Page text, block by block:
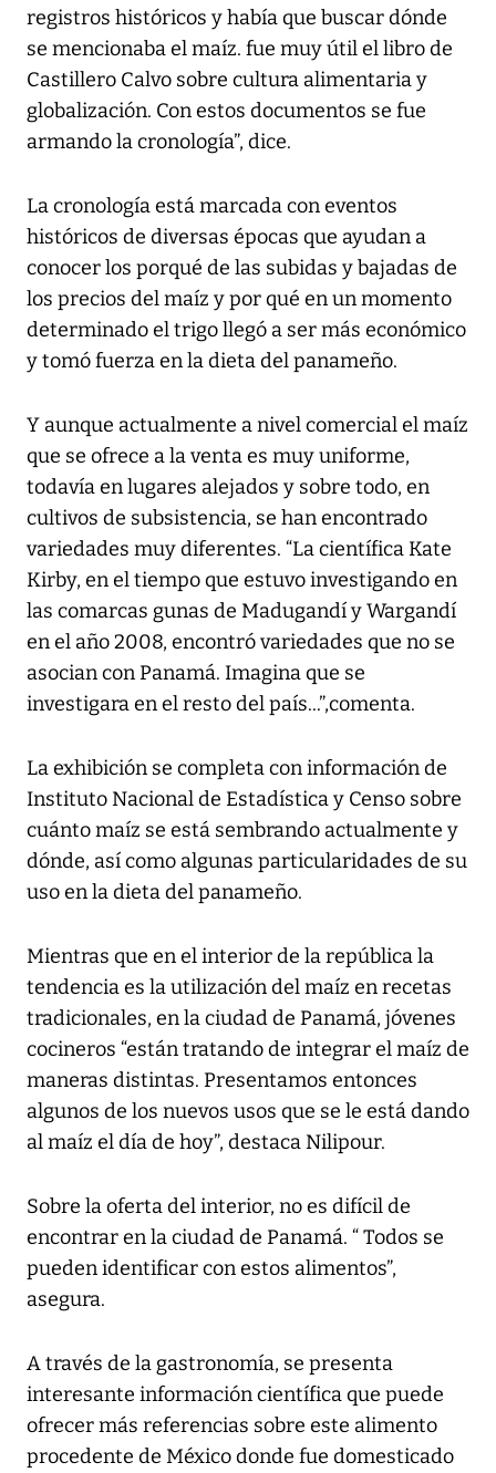
registros históricos y había que buscar dónde
se mencionaba el maíz. fue muy útil el libro de
Castillero Calvo sobre cultura alimentaria y
globalización. Con estos documentos se fue
armando la cronología”, dice.
La cronología está marcada con eventos
históricos de diversas épocas que ayudan a
conocer los porqué de las subidas y bajadas de
los precios del maíz y por qué en un momento
determinado el trigo llegó a ser más económico
y tomó fuerza en la dieta del panameño.
Y aunque actualmente a nivel comercial el maíz
que se ofrece a la venta es muy uniforme,
todavía en lugares alejados y sobre todo, en
cultivos de subsistencia, se han encontrado
variedades muy diferentes. “La científica Kate
Kirby, en el tiempo que estuvo investigando en
las comarcas gunas de Madugandí y Wargandí
en el año 2008, encontró variedades que no se
asocian con Panamá. Imagina que se
investigara en el resto del país...”,comenta.
La exhibición se completa con información de
Instituto Nacional de Estadística y Censo sobre
cuánto maíz se está sembrando actualmente y
dónde, así como algunas particularidades de su
uso en la dieta del panameño.
Mientras que en el interior de la república la
tendencia es la utilización del maíz en recetas
tradicionales, en la ciudad de Panamá, jóvenes
cocineros “están tratando de integrar el maíz de
maneras distintas. Presentamos entonces
algunos de los nuevos usos que se le está dando
al maíz el día de hoy”, destaca Nilipour.
Sobre la oferta del interior, no es difícil de
encontrar en la ciudad de Panamá. “ Todos se
pueden identificar con estos alimentos”,
asegura.
A través de la gastronomía, se presenta
interesante información científica que puede
ofrecer más referencias sobre este alimento
procedente de México donde fue domesticado